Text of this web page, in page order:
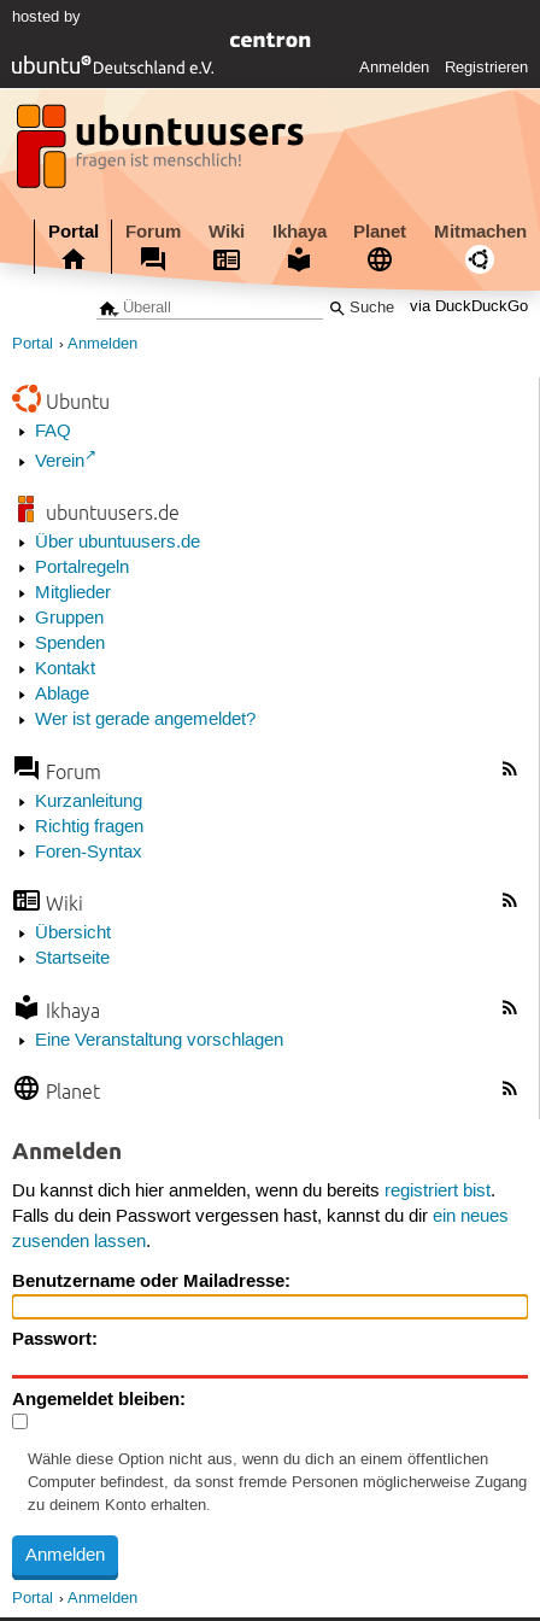
hosted by
Anmelden Registrieren
Portal Forum Wiki Ikhaya Planet Mitmachen
via DuckDuckGo
Portal Anmelden
Ubuntu
FAQ
Verein
ubuntuusers.de
Über ubuntuusers.de
Portalregeln
Mitglieder
Gruppen
Spenden
Kontakt
Ablage
Wer ist gerade angemeldet?
Forum
Kurzanleitung
Richtig fragen
Foren-Syntax
Wiki
Übersicht
Startseite
Ikhaya
Eine Veranstaltung vorschlagen
Planet
Anmelden
Du kannst dich hier anmelden, wenn du bereits registriert bist.
Falls du dein Passwort vergessen hast, kannst du dir ein neues
zusenden lassen.
Benutzername oder Mailadresse:
Passwort:
Angemeldet bleiben:
Wähle diese Option nicht aus, wenn du dich an einem öffentlichen
Computer befindest, da sonst fremde Personen möglicherweise Zugang
zu deinem Konto erhalten.
Portal Anmelden